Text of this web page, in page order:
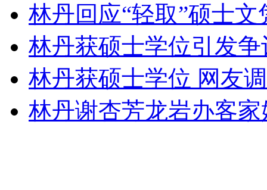
外交部：有关国家言论片面不公正
林丹回应“轻取”硕士
林丹获硕士学位引发
林丹获硕士学位 网友
林丹谢杏芳龙岩办客